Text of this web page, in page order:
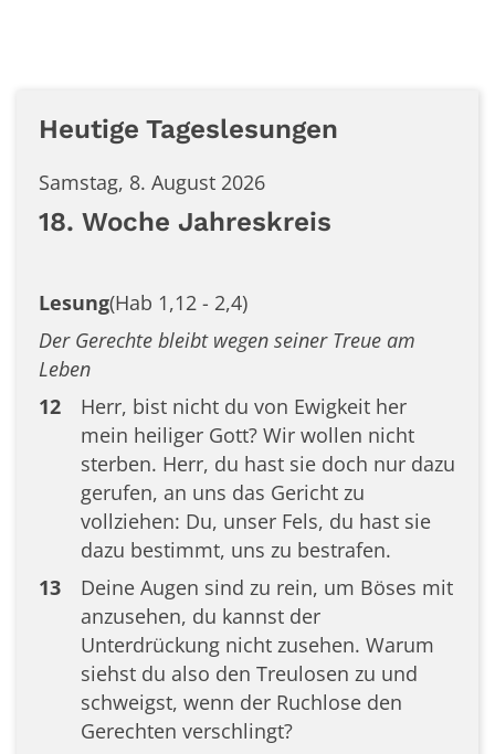
Heutige Tageslesungen
Samstag, 8. August 2026
18. Woche Jahreskreis
Lesung(Hab 1,12 - 2,4)
Der Gerechte bleibt wegen seiner Treue am
Leben
12
Herr, bist nicht du von Ewigkeit her
mein heiliger Gott? Wir wollen nicht
sterben. Herr, du hast sie doch nur dazu
gerufen, an uns das Gericht zu
vollziehen: Du, unser Fels, du hast sie
dazu bestimmt, uns zu bestrafen.
13
Deine Augen sind zu rein, um Böses mit
anzusehen, du kannst der
Unterdrückung nicht zusehen. Warum
siehst du also den Treulosen zu und
schweigst, wenn der Ruchlose den
Gerechten verschlingt?